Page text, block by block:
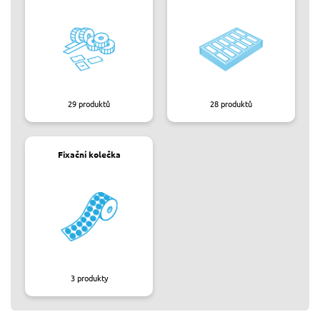
29produktů 28produktů
Fixační kolečka
3produkty